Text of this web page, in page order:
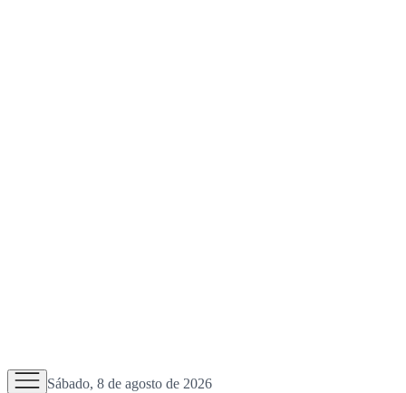
Sábado, 8 de agosto de 2026